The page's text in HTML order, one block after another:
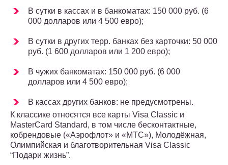
В сутки в кассах и в банкоматах: 150 000 руб. (6
000 долларов или 4 500 евро);
В сутки в других терр. банках без карточки: 50 000
руб. (1 600 долларов или 1 200 евро);
В чужих банкоматах: 150 000 руб. (6 000
долларов или 4 500 евро);
В кассах других банков: не предусмотрены.
К классике относятся все карты Visa Classic и
MasterCard Standard, в том числе бесконтактные,
кобрендовые («Аэрофлот» и «МТС»), Молодёжная,
Олимпийская и благотворительная Visa Classic
“Подари жизнь”.